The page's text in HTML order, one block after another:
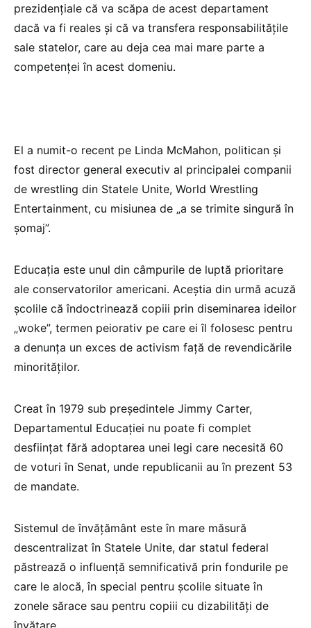
prezidențiale că va scăpa de acest departament
dacă va fi reales și că va transfera responsabilitățile
sale statelor, care au deja cea mai mare parte a
competenței în acest domeniu.
El a numit-o recent pe Linda McMahon, politican și
fost director general executiv al principalei companii
de wrestling din Statele Unite, World Wrestling
Entertainment, cu misiunea de „a se trimite singură în
șomaj”.
Educația este unul din câmpurile de luptă prioritare
ale conservatorilor americani. Aceștia din urmă acuză
școlile că îndoctrinează copiii prin diseminarea ideilor
„woke”, termen peiorativ pe care ei îl folosesc pentru
a denunța un exces de activism față de revendicările
minorităților.
Creat în 1979 sub președintele Jimmy Carter,
Departamentul Educației nu poate fi complet
desființat fără adoptarea unei legi care necesită 60
de voturi în Senat, unde republicanii au în prezent 53
de mandate.
Sistemul de învățământ este în mare măsură
descentralizat în Statele Unite, dar statul federal
păstrează o influență semnificativă prin fondurile pe
care le alocă, în special pentru școlile situate în
zonele sărace sau pentru copiii cu dizabilități de
învățare.